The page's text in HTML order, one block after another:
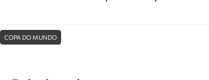
COPA DO MUNDO